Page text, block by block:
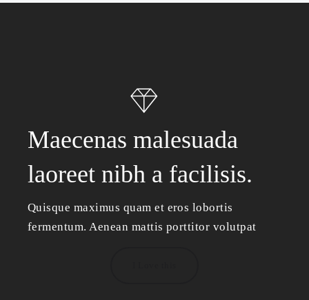
Maecenas malesuada
laoreet nibh a facilisis.
Quisque maximus quam et eros lobortis
fermentum. Aenean mattis porttitor volutpat